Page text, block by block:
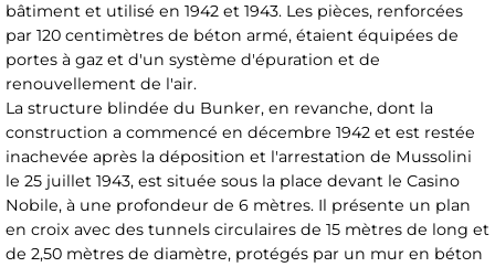
bâtiment et utilisé en 1942 et 1943. Les pièces, renforcées
par 120 centimètres de béton armé, étaient équipées de
portes à gaz et d'un système d'épuration et de
renouvellement de l'air.
La structure blindée du Bunker, en revanche, dont la
construction a commencé en décembre 1942 et est restée
inachevée après la déposition et l'arrestation de Mussolini
le 25 juillet 1943, est située sous la place devant le Casino
Nobile, à une profondeur de 6 mètres. Il présente un plan
en croix avec des tunnels circulaires de 15 mètres de long et
de 2,50 mètres de diamètre, protégés par un mur en béton